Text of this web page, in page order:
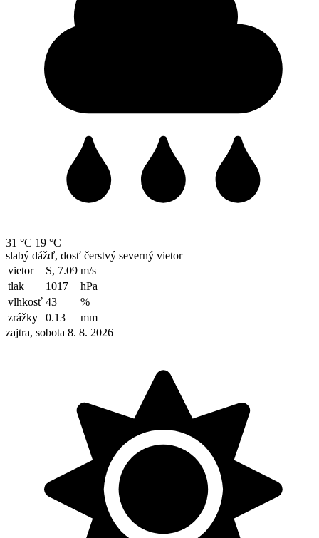
31 °C 19 °C
slabý dážď, dosť čerstvý severný vietor
vietor
S, 7.09 m/s
tlak
1017
hPa
vlhkosť 43
%
zrážky
0.13
mm
zajtra, sobota 8. 8. 2026